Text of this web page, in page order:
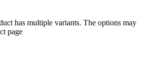
has multiple variants. The options may
page